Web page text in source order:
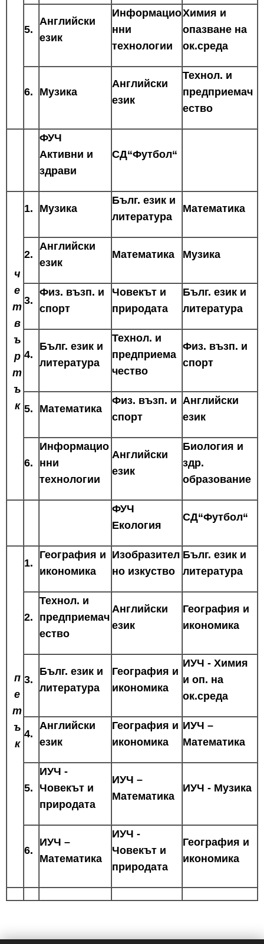
5.
Английски
език
Информацио
нни
технологии
Химия и
опазване на
ок.среда
6. Музика
Английски
език
Технол. и
предприемач
ество
ФУЧ
Активни и
здрави
СД“Футбол“
ч
е
т
в
ъ
р
т
ъ
к
1. Музика
Бълг. език и
литература
Математика
2.
Английски
език
Математика Музика
3.
Физ. възп. и
спорт
Човекът и
природата
Бълг. език и
литература
4.
Бълг. език и
литература
Технол. и
предприема
чество
Физ. възп. и
спорт
5. Математика
Физ. възп. и
спорт
Английски
език
6.
Информацио
нни
технологии
Английски
език
Биология и
здр.
образование
ФУЧ
Екология
СД“Футбол“
п
е
т
ъ
к
1.
География и
икономика
Изобразител
но изкуство
Бълг. език и
литература
2.
Технол. и
предприемач
ество
Английски
език
География и
икономика
3.
Бълг. език и
литература
География и
икономика
ИУЧ - Химия
и оп. на
ок.среда
4.
Английски
език
География и
икономика
ИУЧ –
Математика
5.
ИУЧ -
Човекът и
природата
ИУЧ –
Математика
ИУЧ - Музика
6.
ИУЧ –
Математика
ИУЧ -
Човекът и
природата
География и
икономика